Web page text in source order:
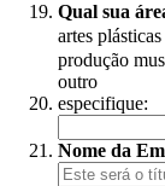
Qual sua
artes plásticas
produção
outro
especifique:
Nome da